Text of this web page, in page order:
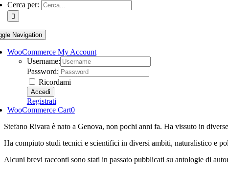
Cerca per:
Navigation
WooCommerce My Account
Username:
Password:
Ricordami
Registrati
WooCommerce Cart0
Stefano Rivara è nato a Genova, non pochi anni fa. Ha vissuto in
Ha compiuto studi tecnici e scientifici in diversi ambiti, naturalistico e
Alcuni brevi racconti sono stati in passato pubblicati su antologie di